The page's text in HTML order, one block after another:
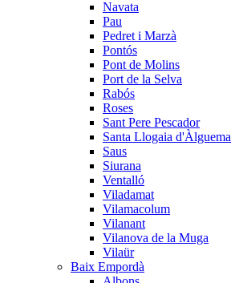
Navata
Pau
Pedret i Marzà
Pontós
Pont de Molins
Port de la Selva
Rabós
Roses
Sant Pere Pescador
Santa Llogaia d'Àlguema
Saus
Siurana
Ventalló
Viladamat
Vilamacolum
Vilanant
Vilanova de la Muga
Vilaür
Baix Empordà